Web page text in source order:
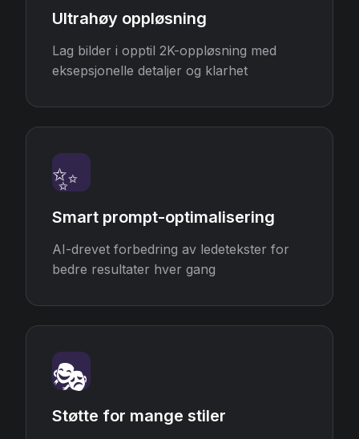
Ultrahøy oppløsning
Lag bilder i opptil 2K-oppløsning med
eksepsjonelle detaljer og klarhet
✨
Smart prompt-optimalisering
AI-drevet forbedring av ledetekster for
bedre resultater hver gang
🎭
Støtte for mange stiler